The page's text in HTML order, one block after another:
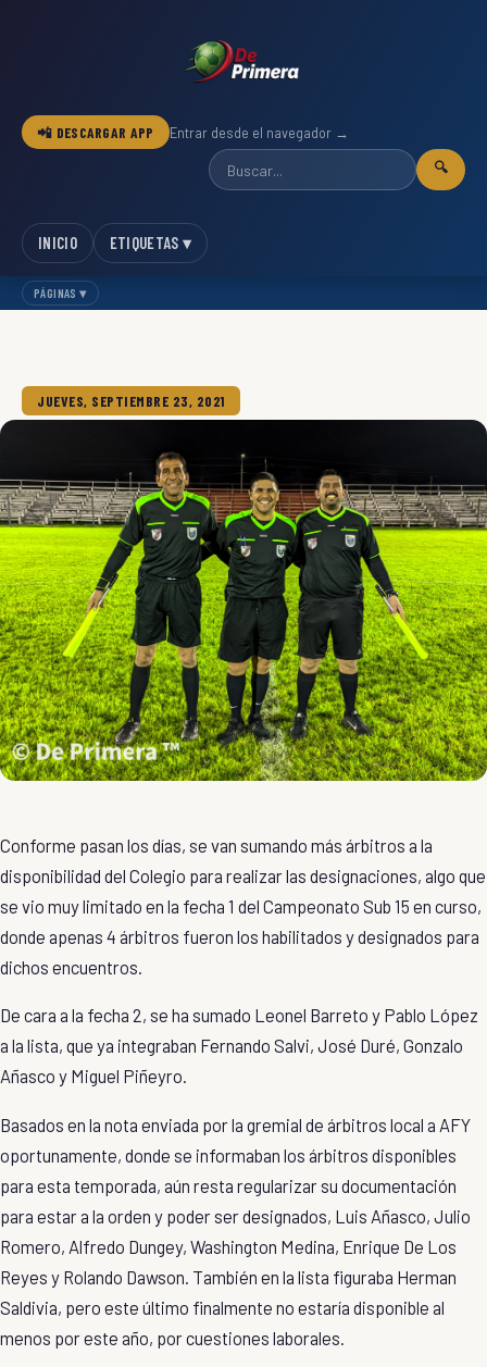
📲 DESCARGAR APP Entrar desde el navegador →
🔍
INICIO ETIQUETAS ▾
PÁGINAS ▾
JUEVES, SEPTIEMBRE 23, 2021
Conforme pasan los días, se van sumando más árbitros a la
disponibilidad del Colegio para realizar las designaciones, algo que
se vio muy limitado en la fecha 1 del Campeonato Sub 15 en curso,
donde apenas 4 árbitros fueron los habilitados y designados para
dichos encuentros.
De cara a la fecha 2, se ha sumado Leonel Barreto y Pablo López
a la lista, que ya integraban Fernando Salvi, José Duré, Gonzalo
Añasco y Miguel Piñeyro.
Basados en la nota enviada por la gremial de árbitros local a AFY
oportunamente, donde se informaban los árbitros disponibles
para esta temporada, aún resta regularizar su documentación
para estar a la orden y poder ser designados, Luis Añasco, Julio
Romero, Alfredo Dungey, Washington Medina, Enrique De Los
Reyes y Rolando Dawson. También en la lista figuraba Herman
Saldivia, pero este último finalmente no estaría disponible al
menos por este año, por cuestiones laborales.